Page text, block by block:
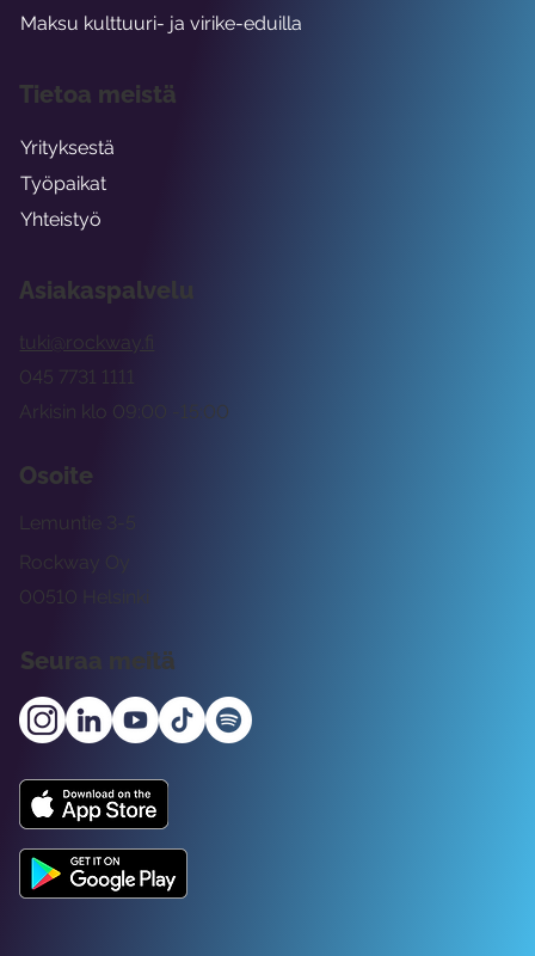
Asiakaspalvelu
tuki@rockway.fi
Arkisin klo 09:00 -15:00
045 7731 1111
Osoite
Rockway Oy
Lemuntie 3-5
00510 Helsinki
Seuraa meitä
Maksu kulttuuri- ja virike-eduilla
Tietoa meistä
Yrityksestä
Työpaikat
Yhteistyö